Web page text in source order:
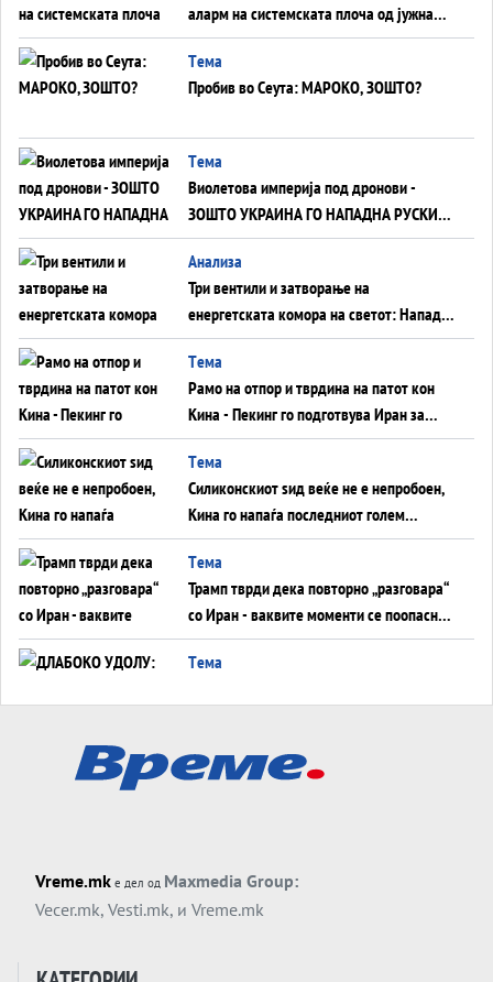
аларм на системската плоча од јужна
Германија до Црното Море...
Tема
Пробив во Сеута: МАРОКО, ЗОШТО?
Tема
Виолетова империја под дронови -
ЗОШТО УКРАИНА ГО НАПАДНА РУСКИОТ
WILDBERRIES
Aнализа
Три вентили и затворање на
енергетската комора на светот: Нападот
во Суец најавува глобален енергетски
инфаркт?
Tема
Рамо на отпор и тврдина на патот кон
Кина - Пекинг го подготвува Иран за
американска копнена инвазија
Tема
Силиконскиот ѕид веќе не е непробоен,
Кина го напаѓа последниот голем
монопол на Западот?
Tема
Трамп тврди дека повторно „разговара“
со Иран - ваквите моменти се поопасни
од отворените закани
Tема
Tема
АТОМСКО ДОМИНО НА БЛИСКИОТ
ОД ШАХЕД ДО СВЕТСКА ВОЈНА?
Обвинувањето кон Русија го поврзува
Vreme.mk е дел од Maxmedia Group:
Vecer.mk, Vesti.mk, и Vreme.mk